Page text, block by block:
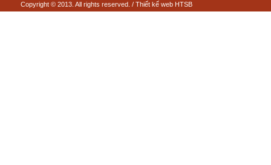
Copyright © 2013. All rights reserved. / Thiết kế web HTSB